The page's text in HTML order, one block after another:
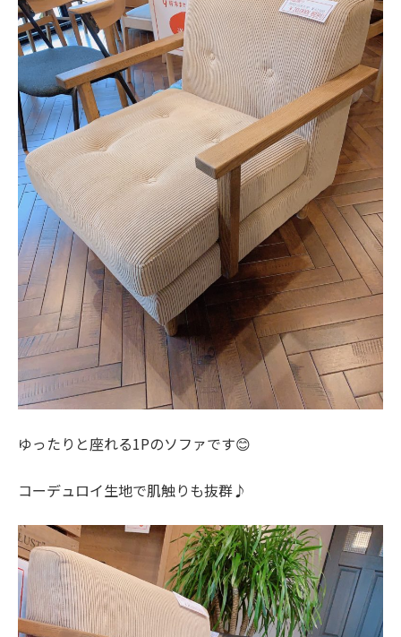
ゆったりと座れる1Pのソファです😊
コーデュロイ生地で肌触りも抜群♪